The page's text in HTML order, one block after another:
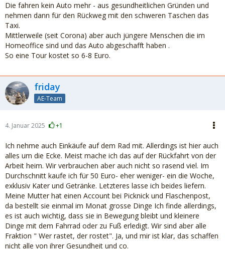
Die fahren kein Auto mehr - aus gesundheitlichen Gründen und
nehmen dann für den Rückweg mit den schweren Taschen das
Taxi.
Mittlerweile (seit Corona) aber auch jüngere Menschen die im
Homeoffice sind und das Auto abgeschafft haben .
So eine Tour kostet so 6-8 Euro.
friday
AE-Team
4. Januar 2025 +1
Ich nehme auch Einkäufe auf dem Rad mit. Allerdings ist hier auch
alles um die Ecke. Meist mache ich das auf der Rückfahrt von der
Arbeit heim. Wir verbrauchen aber auch nicht so rasend viel. Im
Durchschnitt kaufe ich für 50 Euro- eher weniger- ein die Woche,
exklusiv Kater und Getränke. Letzteres lasse ich beides liefern.
Meine Mutter hat einen Account bei Picknick und Flaschenpost,
da bestellt sie einmal im Monat grosse Dinge Ich finde allerdings,
es ist auch wichtig, dass sie in Bewegung bleibt und kleinere
Dinge mit dem Fahrrad oder zu Fuß erledigt. Wir sind aber alle
Fraktion " Wer rastet, der rostet". Ja, und mir ist klar, das schaffen
nicht alle von ihrer Gesundheit und co.